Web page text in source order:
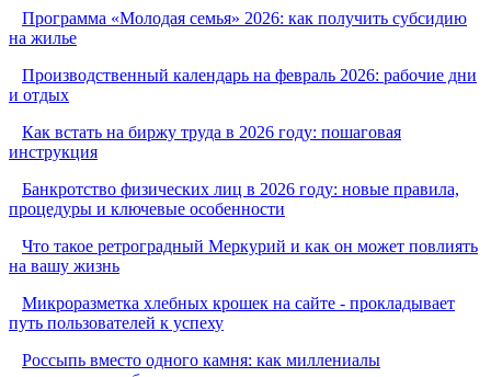
Программа «Молодая семья» 2026: как получить субсидию
на жилье
Производственный календарь на февраль 2026: рабочие дни
и отдых
Как встать на биржу труда в 2026 году: пошаговая
инструкция
Банкротство физических лиц в 2026 году: новые правила,
процедуры и ключевые особенности
Что такое ретроградный Меркурий и как он может повлиять
на вашу жизнь
Микроразметка хлебных крошек на сайте - прокладывает
путь пользователей к успеху
Россыпь вместо одного камня: как миллениалы